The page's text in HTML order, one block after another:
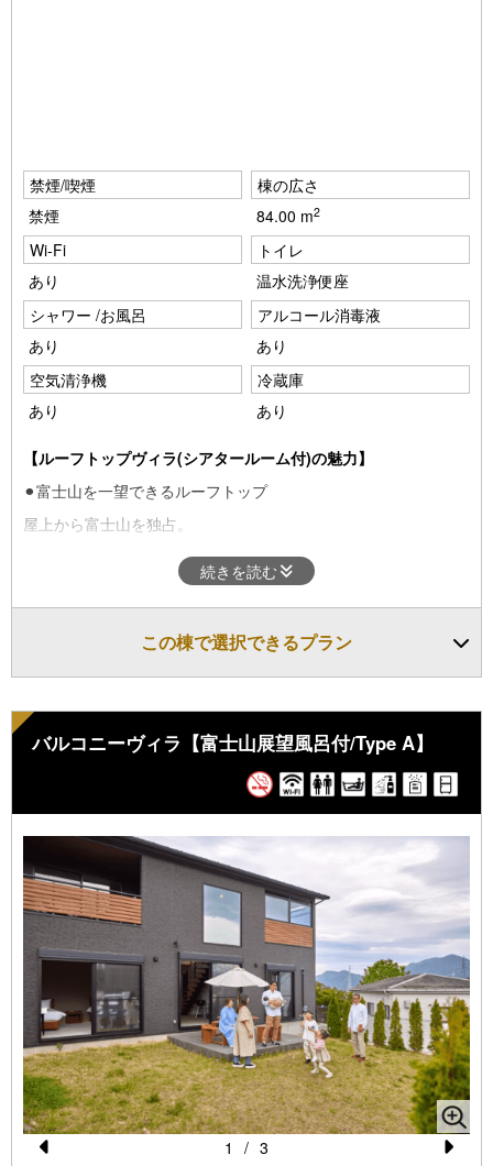
禁煙/喫煙
禁煙
棟の広さ
84.00 m2
Wi-Fi
あり
トイレ
温水洗浄便座
シャワー /お風呂
あり
アルコール消毒液
あり
空気清浄機
あり
冷蔵庫
あり
【ルーフトップヴィラ(シアタールーム付)の魅力】
⚫︎富士山を一望できるルーフトップ
屋上から富士山を独占。
⚫︎プライベートシアタールーム
2Fリビングには大画面シアタールーム。
■アメニティ・ドリンク■
タオル・バスタオル・バスローブ・シャンプー・リンス・ボディ
ソープ
歯ブラシ・スリッパ・ドライヤー
水・ドリップコーヒー・ティーバッグ（お茶・紅茶）
★チェックイン・チェックアウト★
チェックイン時間 15:00～20:00
チェックアウト時間 10:00
レイトチェックアウト(11:00まで) ￥3,300/室の追加料金をい
ただきます。
フロント営業時間は8:00-21:00、最終チェックイン時間は20:00
です。
到着が20:00以降の場合は、当日20:00までに必ずご連絡をお願
続きを読む
この棟で選択できるプラン
バルコニーヴィラ【富士山展望風呂付/Type A】
1 / 3